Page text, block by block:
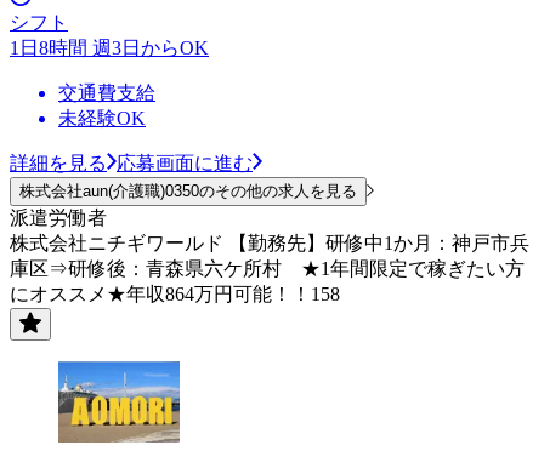
シフト
1日8時間 週3日からOK
交通費支給
未経験OK
詳細を見る 応募画面に進む
株式会社aun(介護職)0350のその他の求人を見る
派遣労働者
株式会社ニチギワールド 【勤務先】研修中1か月：神戸市兵
庫区⇒研修後：青森県六ケ所村 ★1年間限定で稼ぎたい方
にオススメ★年収864万円可能！！158